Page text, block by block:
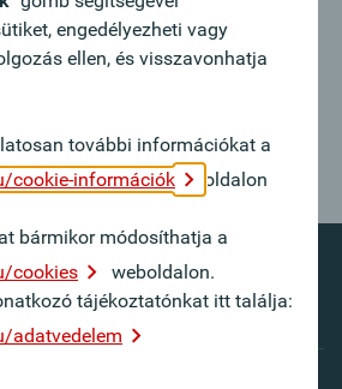
sajnos már nem elérhető.
engedélyezheti vagy
ellen, és visszavonhatja
további információkat a
cookie-információk
oldalon
bármikor módosíthatja a
cookies
weboldalon.
tájékoztatónkat itt találja:
adatvedelem